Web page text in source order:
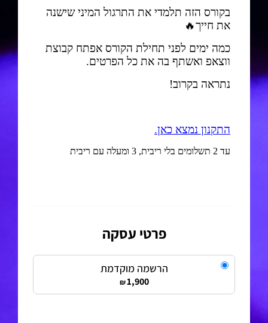
דוא״ל
the.shiraziv@gmail.com
פרטי עסקה
הרשמה מוקדמת
1,900
₪